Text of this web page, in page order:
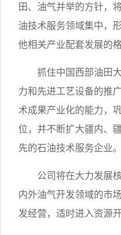
田、油气并举的方针，
油技术服务领域集中，
他相关产业配套发展的格
抓住中国西部油田
力和先进工艺设备的推
术成果产业化的能力，
位，并不断扩大疆内、
先的石油技术服务企业。
公司将在大力发展
内外油气开发领域的市
发经营，适时进入资源开